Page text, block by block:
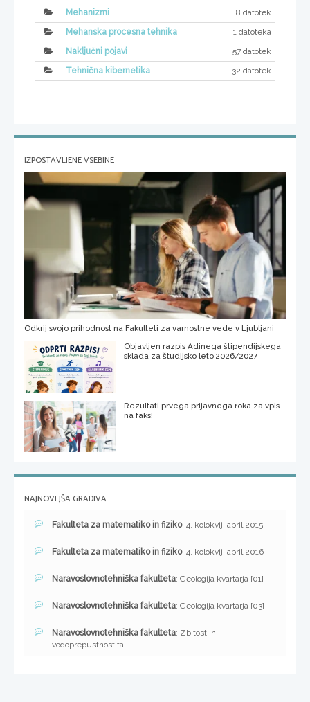
Mehanizmi 8 datotek
Mehanska procesna tehnika 1 datoteka
Naključni pojavi 57 datotek
Tehnična kibernetika 32 datotek
IZPOSTAVLJENE VSEBINE
Odkrij svojo prihodnost na Fakulteti za varnostne vede v Ljubljani
Objavljen razpis Adinega štipendijskega
sklada za študijsko leto 2026/2027
Rezultati prvega prijavnega roka za vpis
na faks!
NAJNOVEJŠA GRADIVA
Fakulteta za matematiko in fiziko: 4. kolokvij, april 2015
Fakulteta za matematiko in fiziko: 4. kolokvij, april 2016
Naravoslovnotehniška fakulteta: Geologija kvartarja [01]
Naravoslovnotehniška fakulteta: Geologija kvartarja [03]
Naravoslovnotehniška fakulteta: Zbitost in
vodoprepustnost tal